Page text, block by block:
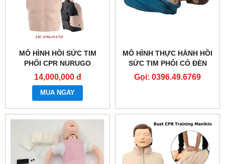
MÔ HÌNH HỒI SỨC TIM
PHỔI CPR NURUGO
L330/L300
14,000,000 đ
MUA NGAY
MÔ HÌNH THỰC HÀNH HỒI
SỨC TIM PHỔI CÓ ĐÈN
BÁO- CPR MANIKIN
Gọi: 0396.49.6769